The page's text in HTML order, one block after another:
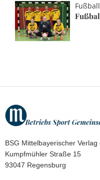
Fußball
BSG Mittelbayerischer Verlag
Kumpfmühler Straße 15
93047 Regensburg